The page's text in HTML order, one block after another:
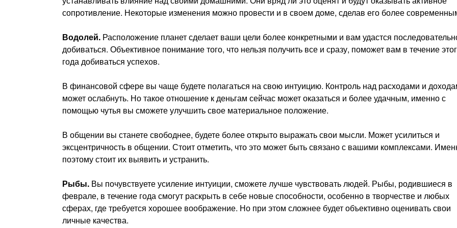
сопротивление. Некоторые изменения можно провести и в своем доме, сделав его более
Водолей. Расположение планет сделает ваши цели более конкретными и вам удастся
добиваться. Объективное понимание того, что нельзя получить все и сразу, поможет вам в течение
года добиваться успехов.
В финансовой сфере вы чаще будете полагаться на свою интуицию. Контроль над расходами и
может ослабнуть. Но такое отношение к деньгам сейчас может оказаться и более удачным, именно с
помощью чутья вы сможете улучшить свое материальное положение.
В общении вы станете свободнее, будете более открыто выражать свои мысли. Может усилиться и
эксцентричность в общении. Стоит отметить, что это может быть связано с вашими комплексами.
поэтому стоит их выявить и устранить.
Рыбы. Вы почувствуете усиление интуиции, сможете лучше чувствовать людей. Рыбы, родившиеся в
феврале, в течение года смогут раскрыть в себе новые способности, особенно в творчестве и любых
сферах, где требуется хорошее воображение. Но при этом сложнее будет объективно оценивать свои
личные качества.